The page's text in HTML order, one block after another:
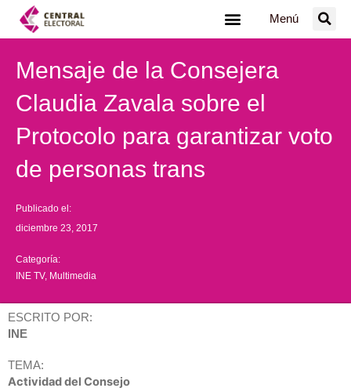
Menú
Mensaje de la Consejera
Claudia Zavala sobre el
Protocolo para garantizar voto
de personas trans
Publicado el:
diciembre 23, 2017
Categoría:
INE TV, Multimedia
ESCRITO POR:
INE
TEMA:
Actividad del Consejo